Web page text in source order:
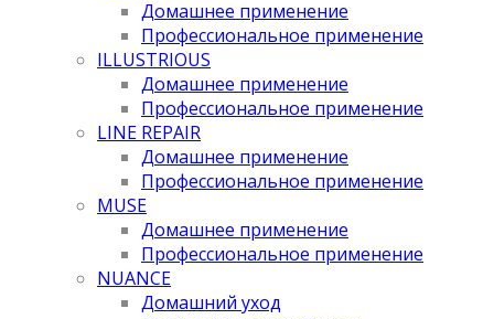
Домашнее применение
Профессиональное применение
ILLUSTRIOUS
Домашнее применение
Профессиональное применение
LINE REPAIR
Домашнее применение
Профессиональное применение
MUSE
Домашнее применение
Профессиональное применение
NUANCE
Домашний уход